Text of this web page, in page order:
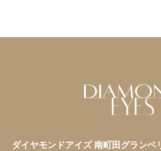
ダイヤモンドアイズ 南町田グランベ